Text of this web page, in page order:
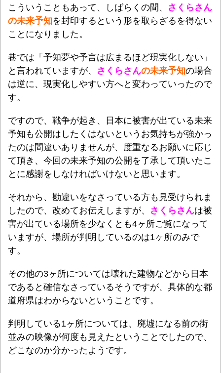
こういうこともあって、しばらくの間、 さくらさん
の未来予知を封印するという形を取らざるを得ない
ことになりました。
巷では「予知夢や予言は広まるほど現実化しない」
と言われていますが、 さくらさんの未来予知の場合
は逆に、現実化しやすい方へと変わっていったので
す。
ですので、戦争が起き、日本に被害が出ている未来
予知も公開はしたくはないというお気持ちが強かっ
たのは間違いありませんが、度重なるお願いに応じ
て頂き、今回の未来予知の公開を了承して頂いたこ
とに感謝をしなければいけないと思います。
それから、勘違いをなさっている方も見受けられま
したので、改めてお伝えしますが、 さくらさんは被
害が出ている場所を少なくとも4ヶ所ご覧になって
いますが、場所が判明しているのは1ヶ所のみで
す。
その他の3ヶ所については壊れた建物などから日本
であると確信なさっているそうですが、具体的な都
道府県はわからないということです。
判明している1ヶ所については、廃墟になる前の街
並みの映像が何度も見えたということでしたので、
どこなのか分かったようです。